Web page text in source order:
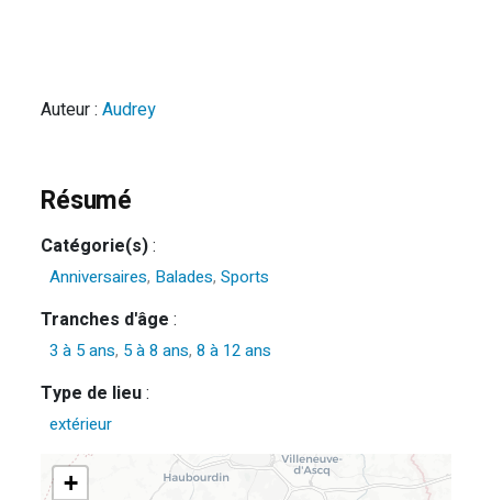
Auteur :Audrey
Résumé
Catégorie(s):
Anniversaires, Balades,Sports
Tranches d'âge :
3 à 5 ans, 5 à 8 ans,8 à 12 ans
Type de lieu:
extérieur
+